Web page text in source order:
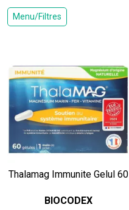
Menu/Filtres
Thalamag Immunite Gelul 60
BIOCODEX